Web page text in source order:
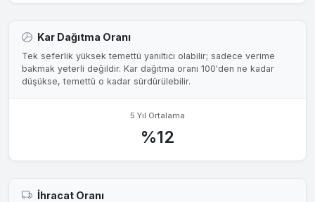
Kar Dağıtma Oranı
Tek seferlik yüksek temettü yanıltıcı olabilir; sadece verime
bakmak yeterli değildir. Kar dağıtma oranı 100'den ne kadar
düşükse, temettü o kadar sürdürülebilir.
5 Yıl Ortalama
%12
İhracat Oranı